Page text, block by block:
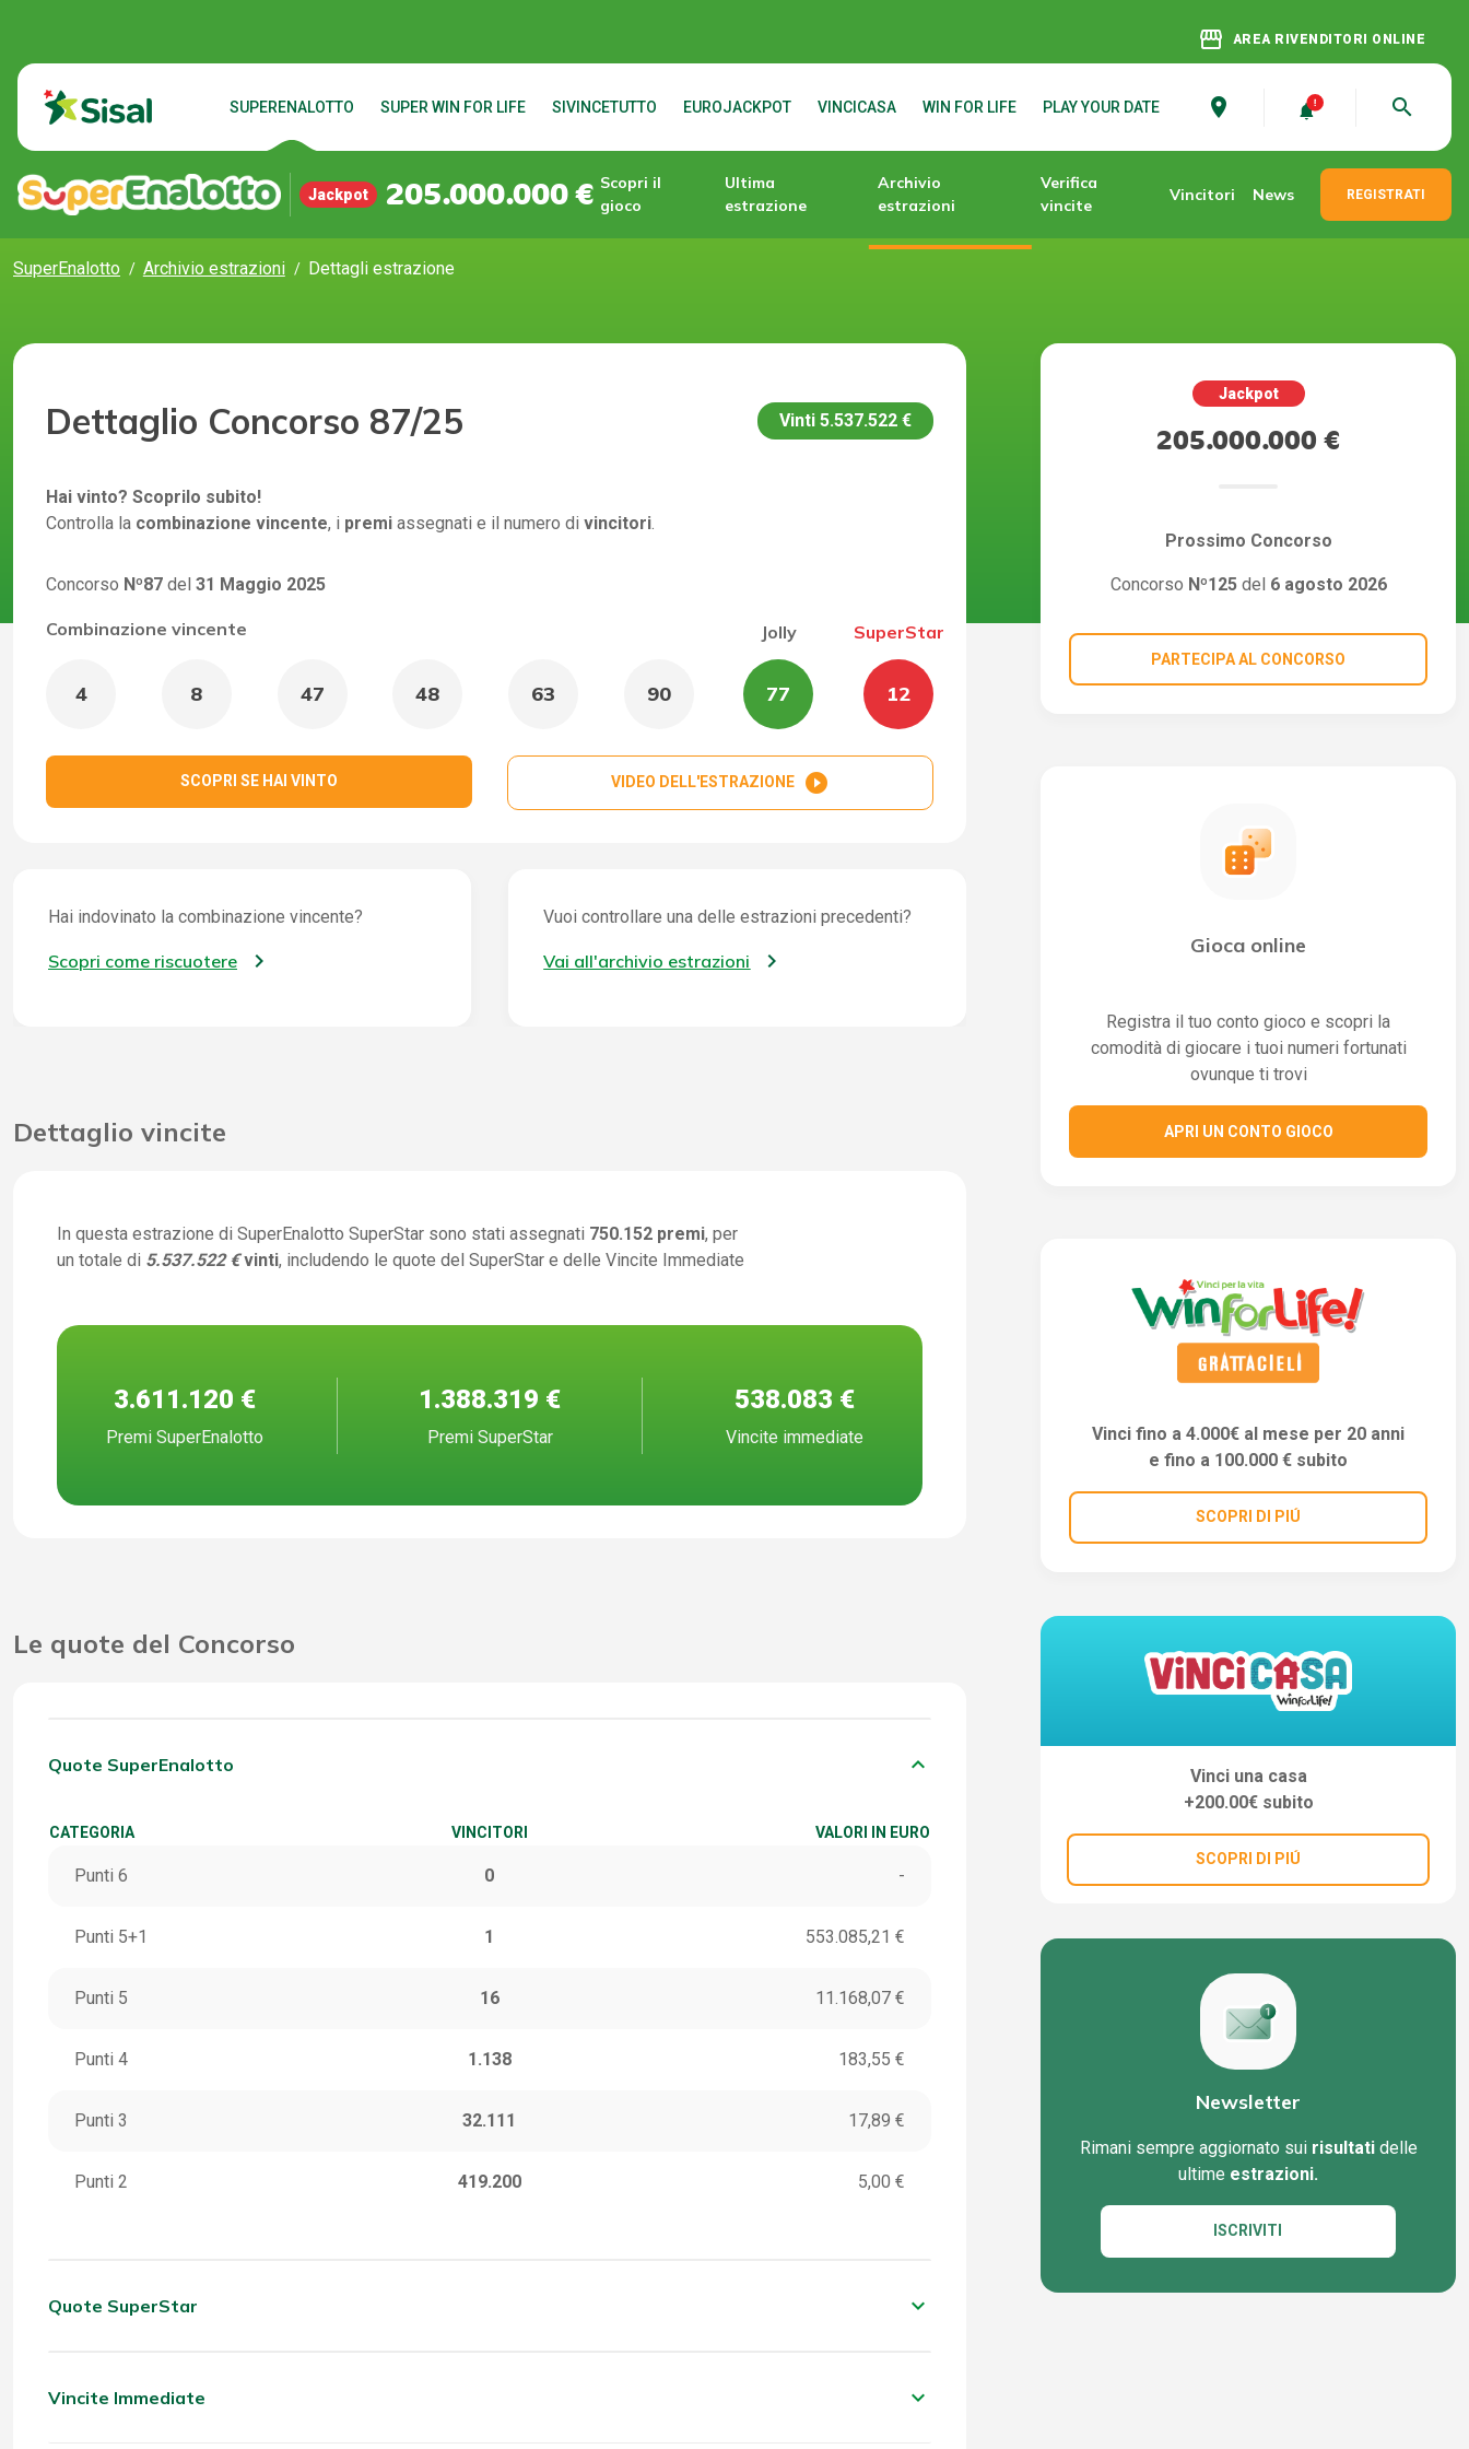
storefront AREA RIVENDITORI ONLINE
SUPERENALOTTO SUPER WIN FOR LIFE SIVINCETUTTO EUROJACKPOT VINCICASA WIN FOR LIFE PLAY YOUR DATE place search
Jackpot 205.000.000 € Scopri il
gioco
Ultima
estrazione
Archivio
estrazioni
Verifica
vincite
Vincitori News REGISTRATI
SuperEnalotto Archivio estrazioni Dettagli estrazione
Dettaglio Concorso 87/25 Vinti 5.537.522 €
Hai vinto? Scoprilo subito!
Controlla la combinazione vincente, i premi assegnati e il numero di vincitori.
Concorso Nº87 del 31 Maggio 2025
Combinazione vincente
4 8 47 48 63 90
Jolly
77
SuperStar
12
SCOPRI SE HAI VINTO VIDEO DELL'ESTRAZIONE play_circle_filled
Hai indovinato la combinazione vincente?
Scopri come riscuotere
Vuoi controllare una delle estrazioni precedenti?
Vai all'archivio estrazioni
Dettaglio vincite
In questa estrazione di SuperEnalotto SuperStar sono stati assegnati 750.152 premi, per
un totale di 5.537.522 € vinti, includendo le quote del SuperStar e delle Vincite Immediate
3.611.120 €
Premi SuperEnalotto
1.388.319 €
Premi SuperStar
538.083 €
Vincite immediate
Le quote del Concorso
Quote SuperEnalotto keyboard_arrow_down
CATEGORIA VINCITORI VALORI IN EURO
Punti 6 0 -
Punti 5+1 1 553.085,21 €
Punti 5 16 11.168,07 €
Punti 4 1.138 183,55 €
Punti 3 32.111 17,89 €
Punti 2 419.200 5,00 €
Quote SuperStar keyboard_arrow_down
5 Stella
Vincite Immediate keyboard_arrow_down
Jackpot
205.000.000 €
Prossimo Concorso
Concorso Nº125del 6 agosto 2026
PARTECIPA AL CONCORSO
Gioca online
Registra il tuo conto gioco e scopri la
comodità di giocare i tuoi numeri fortunati
ovunque ti trovi
APRI UN CONTO GIOCO
Vinci fino a 4.000€ al mese per 20 anni
e fino a 100.000 € subito
SCOPRI DI PIÚ
Vinci una casa
+200.00€ subito
SCOPRI DI PIÚ
Newsletter
Rimani sempre aggiornato sui risultatidelle
ultime estrazioni.
ISCRIVITI